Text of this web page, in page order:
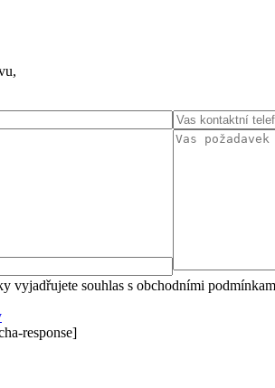
vyjadřujete souhlas s obchodními
response]